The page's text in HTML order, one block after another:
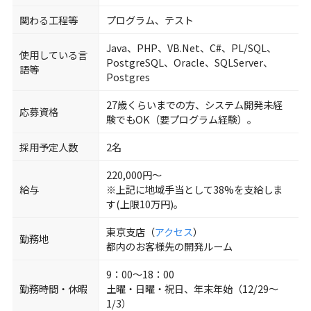
関わる工程等
プログラム、テスト
使用している言
語等
Java、PHP、VB.Net、C#、PL/SQL、
PostgreSQL、Oracle、SQLServer、
Postgres
応募資格
27歳くらいまでの方、システム開発未経
験でもOK（要プログラム経験）。
採用予定人数
2名
給与
220,000円～
※上記に地域手当として38%を支給しま
す(上限10万円)。
勤務地 東京支店（アクセス）
都内のお客様先の開発ルーム
勤務時間・休暇
9：00～18：00
土曜・日曜・祝日、年末年始（12/29～
1/3）